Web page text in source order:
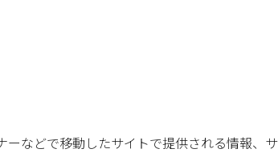
ーなどで移動したサイトで提供される情報、